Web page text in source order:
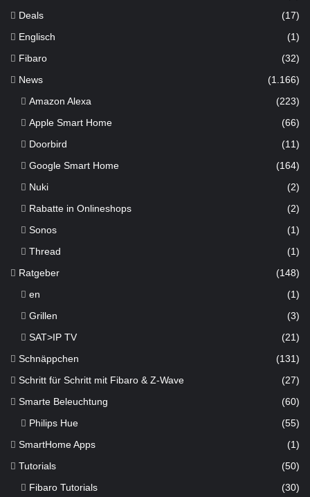
Deals (17)
Englisch (1)
Fibaro (32)
News (1.166)
Amazon Alexa
(223)
Apple Smart Home
(66)
Doorbird
(11)
Google Smart Home
(164)
Nuki
(2)
Rabatte in Onlineshops
(2)
Sonos
(1)
Thread
(1)
Ratgeber (148)
en
(1)
Grillen
(3)
SAT>IP TV
(21)
Schnäppchen (131)
Schritt für Schritt mit Fibaro & Z-Wave (27)
Smarte Beleuchtung (60)
Philips Hue (55)
SmartHome Apps (1)
Tutorials (50)
Fibaro Tutorials
(30)